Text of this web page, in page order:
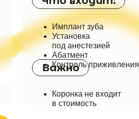
Имплант зуба
Установка
под анестезией
Абатмент
Контроль приживления
Коронка не входит
в стоимость
Важно